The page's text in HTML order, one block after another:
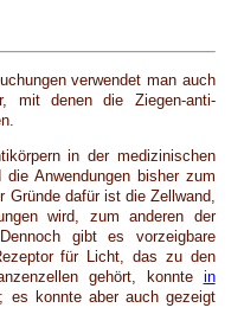
verwendet man auch
mit denen die Ziegen-anti-
in der medizinischen
Anwendungen bisher zum
dafür ist die Zellwand,
wird, zum anderen der
gibt es vorzeigbare
für Licht, das zu den
gehört, konnte in
es konnte aber auch gezeigt